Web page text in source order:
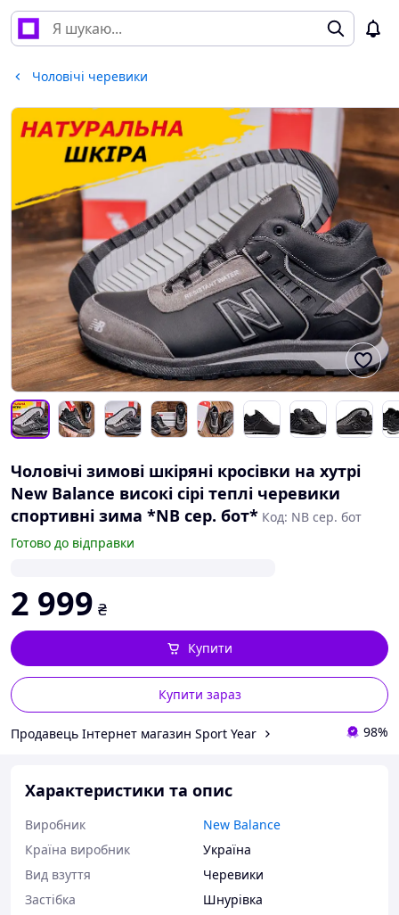
Чоловічі черевики
Чоловічі зимові шкіряні кросівки на хутрі
New Balance високі сірі теплі черевики
спортивні зима *NB сер. бот* Код: NB сер. бот
Готово до відправки
2 999 ₴
Купити зараз
Купити
Продавець Інтернет магазин Sport Year 98%
Характеристики та опис
Виробник
New Balance
Країна виробник
Україна
Вид взуття
Черевики
Застібка
Шнурівка